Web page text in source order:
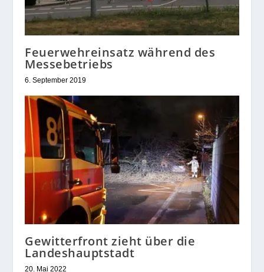
Feuerwehreinsatz während des
Messebetriebs
6. September 2019
Gewitterfront zieht über die
Landeshauptstadt
20. Mai 2022